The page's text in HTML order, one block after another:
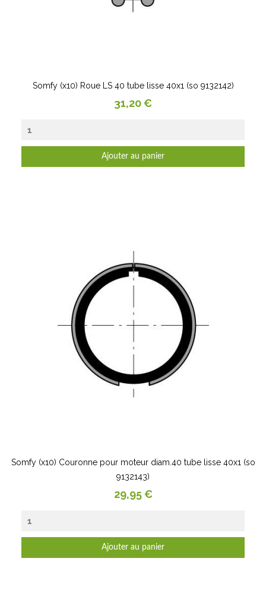
Somfy (x10) Roue LS 40 tube lisse 40x1 (so 9132142)
Prix
31,20 €
Ajouter au panier
Somfy (x10) Couronne pour moteur diam.40 tube lisse 40x1 (so
9132143)
Prix
29,95 €
Ajouter au panier